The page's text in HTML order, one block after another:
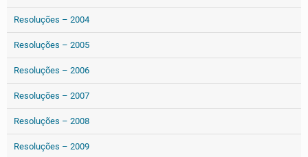
Resoluções – 2004
Resoluções – 2005
Resoluções – 2006
Resoluções – 2007
Resoluções – 2008
Resoluções – 2009